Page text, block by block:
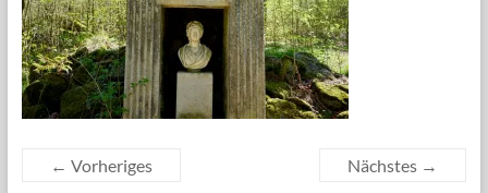
← Vorheriges Nächstes →